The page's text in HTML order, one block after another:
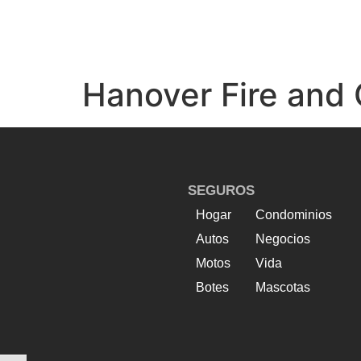
Hanover Fire and
SEGUROS
Hogar
Autos
Motos
Botes
Condominios
Negocios
Vida
Mascotas